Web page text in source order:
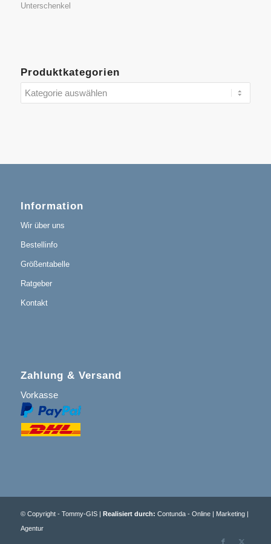
Unterschenkel
Produktkategorien
Information
Wir über uns
Bestellinfo
Größentabelle
Ratgeber
Kontakt
Zahlung & Versand
Vorkasse
© Copyright - Tommy-GIS | Realisiert durch: Contunda - Online | Marketing |
Agentur